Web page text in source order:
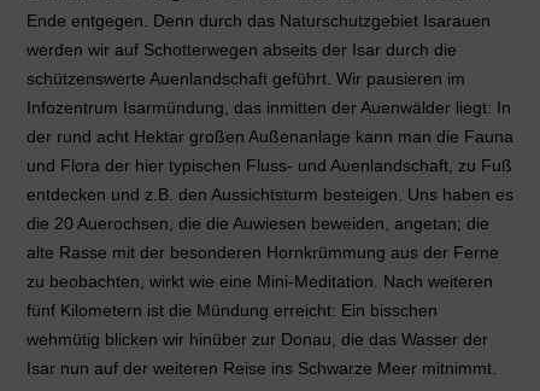
Ende entgegen. Denn durch das Naturschutzgebiet Isarauen
werden wir auf Schotterwegen abseits der Isar durch die
schützenswerte Auenlandschaft geführt. Wir pausieren im
Infozentrum Isarmündung, das inmitten der Auenwälder liegt: In
der rund acht Hektar großen Außenanlage kann man die Fauna
und Flora der hier typischen Fluss- und Auenlandschaft, zu Fuß
entdecken und z.B. den Aussichtsturm besteigen. Uns haben es
die 20 Auerochsen, die die Auwiesen beweiden, angetan; die
alte Rasse mit der besonderen Hornkrümmung aus der Ferne
zu beobachten, wirkt wie eine Mini-Meditation. Nach weiteren
fünf Kilometern ist die Mündung erreicht: Ein bisschen
wehmütig blicken wir hinüber zur Donau, die das Wasser der
Isar nun auf der weiteren Reise ins Schwarze Meer mitnimmt.